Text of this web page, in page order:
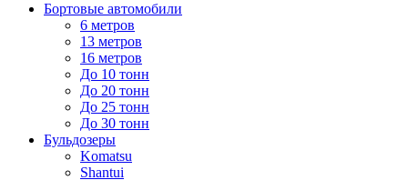
Бортовые автомобили
6 метров
13 метров
16 метров
До 10 тонн
До 20 тонн
До 25 тонн
До 30 тонн
Бульдозеры
Komatsu
Shantui